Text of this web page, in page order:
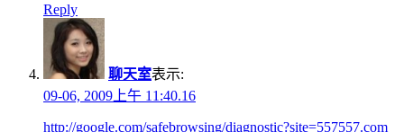
Reply
聊天室表示:
09-06, 2009上午 11:40.16
http://google.com/safebrowsing/diagnostic?site=557557.com